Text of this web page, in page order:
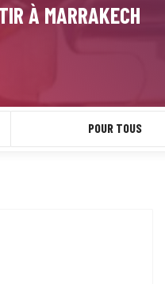
À MARRAKECH
POUR TOUS